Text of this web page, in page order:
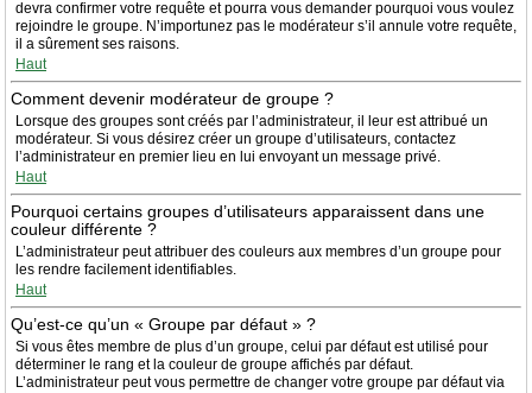
devra confirmer votre requête et pourra vous demander pourquoi vous voulez
rejoindre le groupe. N’importunez pas le modérateur s’il annule votre requête,
il a sûrement ses raisons.
Haut
Comment devenir modérateur de groupe ?
Lorsque des groupes sont créés par l’administrateur, il leur est attribué un
modérateur. Si vous désirez créer un groupe d’utilisateurs, contactez
l’administrateur en premier lieu en lui envoyant un message privé.
Haut
Pourquoi certains groupes d’utilisateurs apparaissent dans une
couleur différente ?
L’administrateur peut attribuer des couleurs aux membres d’un groupe pour
les rendre facilement identifiables.
Haut
Qu’est-ce qu’un « Groupe par défaut » ?
Si vous êtes membre de plus d’un groupe, celui par défaut est utilisé pour
déterminer le rang et la couleur de groupe affichés par défaut.
L’administrateur peut vous permettre de changer votre groupe par défaut via